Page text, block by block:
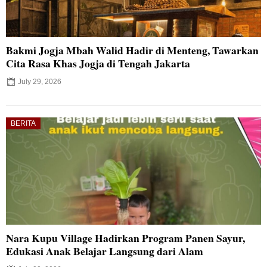
Bakmi Jogja Mbah Walid Hadir di Menteng, Tawarkan
Cita Rasa Khas Jogja di Tengah Jakarta
July 29, 2026
BERITA
Nara Kupu Village Hadirkan Program Panen Sayur,
Edukasi Anak Belajar Langsung dari Alam